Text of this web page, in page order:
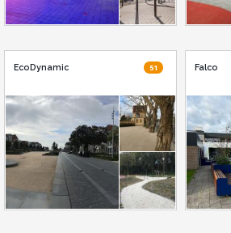
51
EcoDynamic Falco